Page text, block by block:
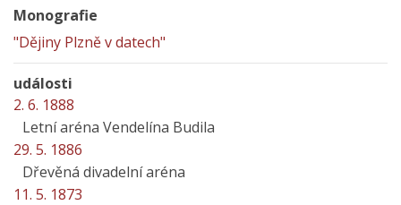
Monografie
"Dějiny Plzně v datech"
události
2. 6. 1888
Letní aréna Vendelína Budila
29. 5. 1886
Dřevěná divadelní aréna
11. 5. 1873